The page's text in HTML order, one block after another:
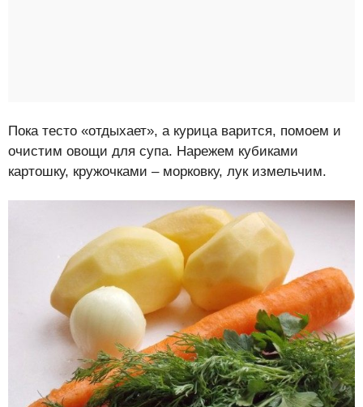
Пока тесто «отдыхает», а курица варится, помоем и
очистим овощи для супа. Нарежем кубиками
картошку, кружочками – морковку, лук измельчим.